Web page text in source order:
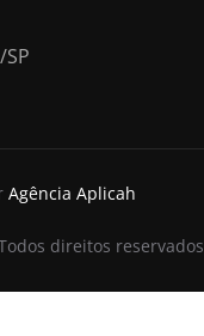
Agência Aplicah
direitos